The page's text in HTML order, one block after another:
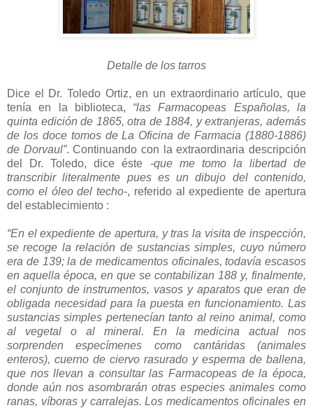
Detalle de los tarros
Dice el Dr. Toledo Ortiz, en un extraordinario artículo, que
tenía en la biblioteca, “las Farmacopeas Españolas, la
quinta edición de 1865, otra de 1884, y extranjeras, además
de los doce tomos de La Oficina de Farmacia (1880-1886)
de Dorvaul”. Continuando con la extraordinaria descripción
del Dr. Toledo, dice éste -que me tomo la libertad de
transcribir literalmente pues es un dibujo del contenido,
como el óleo del techo-, referido al expediente de apertura
del establecimiento :
“En el expediente de apertura, y tras la visita de inspección,
se recoge la relación de sustancias simples, cuyo número
era de 139; la de medicamentos oficinales, todavía escasos
en aquella época, en que se contabilizan 188 y, finalmente,
el conjunto de instrumentos, vasos y aparatos que eran de
obligada necesidad para la puesta en funcionamiento. Las
sustancias simples pertenecían tanto al reino animal, como
al vegetal o al mineral. En la medicina actual nos
sorprenden especímenes como cantáridas (animales
enteros), cuerno de ciervo rasurado y esperma de ballena,
que nos llevan a consultar las Farmacopeas de la época,
donde aún nos asombrarán otras especies animales como
ranas, víboras y carralejas. Los medicamentos oficinales en